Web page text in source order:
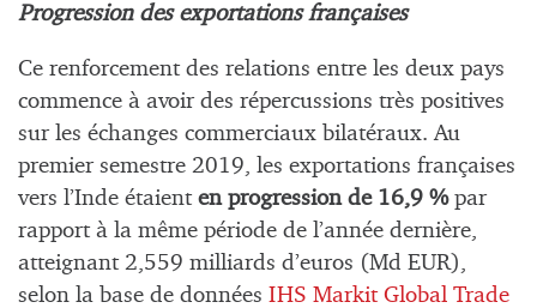
Progression des exportations françaises
Ce renforcement des relations entre les deux pays
commence à avoir des répercussions très positives
sur les échanges commerciaux bilatéraux. Au
premier semestre 2019, les exportations françaises
vers l’Inde étaient en progression de 16,9 %par
rapport à la même période de l’année dernière,
atteignant 2,559 milliards d’euros (Md EUR),
selon la base de données IHS Markit Global Trade